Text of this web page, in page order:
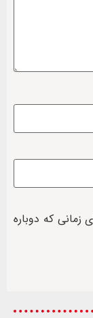
زمانی که دوباره